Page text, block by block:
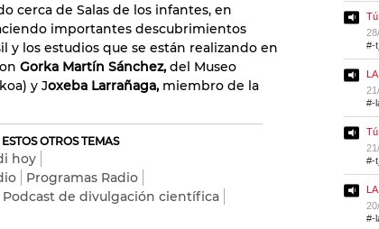
cerca de Salas de los infantes, en
importantes descubrimientos
y los estudios que se están realizando en
Gorka Martín Sánchez, del Museo
y Joxeba Larrañaga, miembro de la
OTROS TEMAS
hoy
Programas Radio
Podcast de divulgación científica
#-
#-
#-
#-